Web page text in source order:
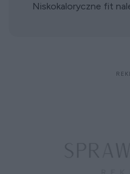
Niskokaloryczne fit